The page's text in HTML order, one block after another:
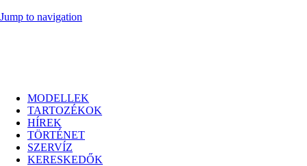
Jump to navigation
MODELLEK
TARTOZÉKOK
HÍREK
TÖRTÉNET
SZERVÍZ
KERESKEDŐK